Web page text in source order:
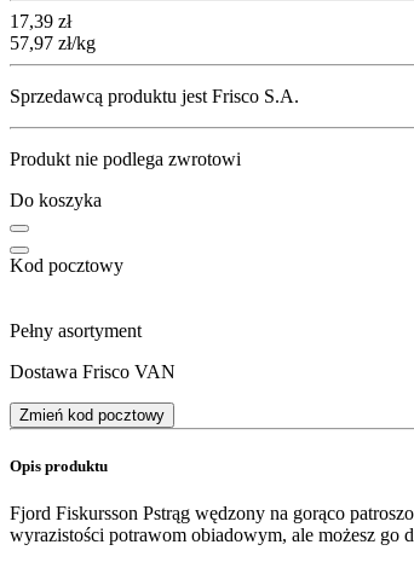
Cena
17,39 zł
57,97 zł/kg
Sprzedawcą produktu jest Frisco S.A.
Produkt nie podlega zwrotowi
Do koszyka
Kod pocztowy
Pełny asortyment
Dostawa Frisco VAN
Zmień kod pocztowy
Opis produktu
Fjord Fiskursson Pstrąg wędzony na gorąco
wyrazistości potrawom obiadowym, ale możesz go